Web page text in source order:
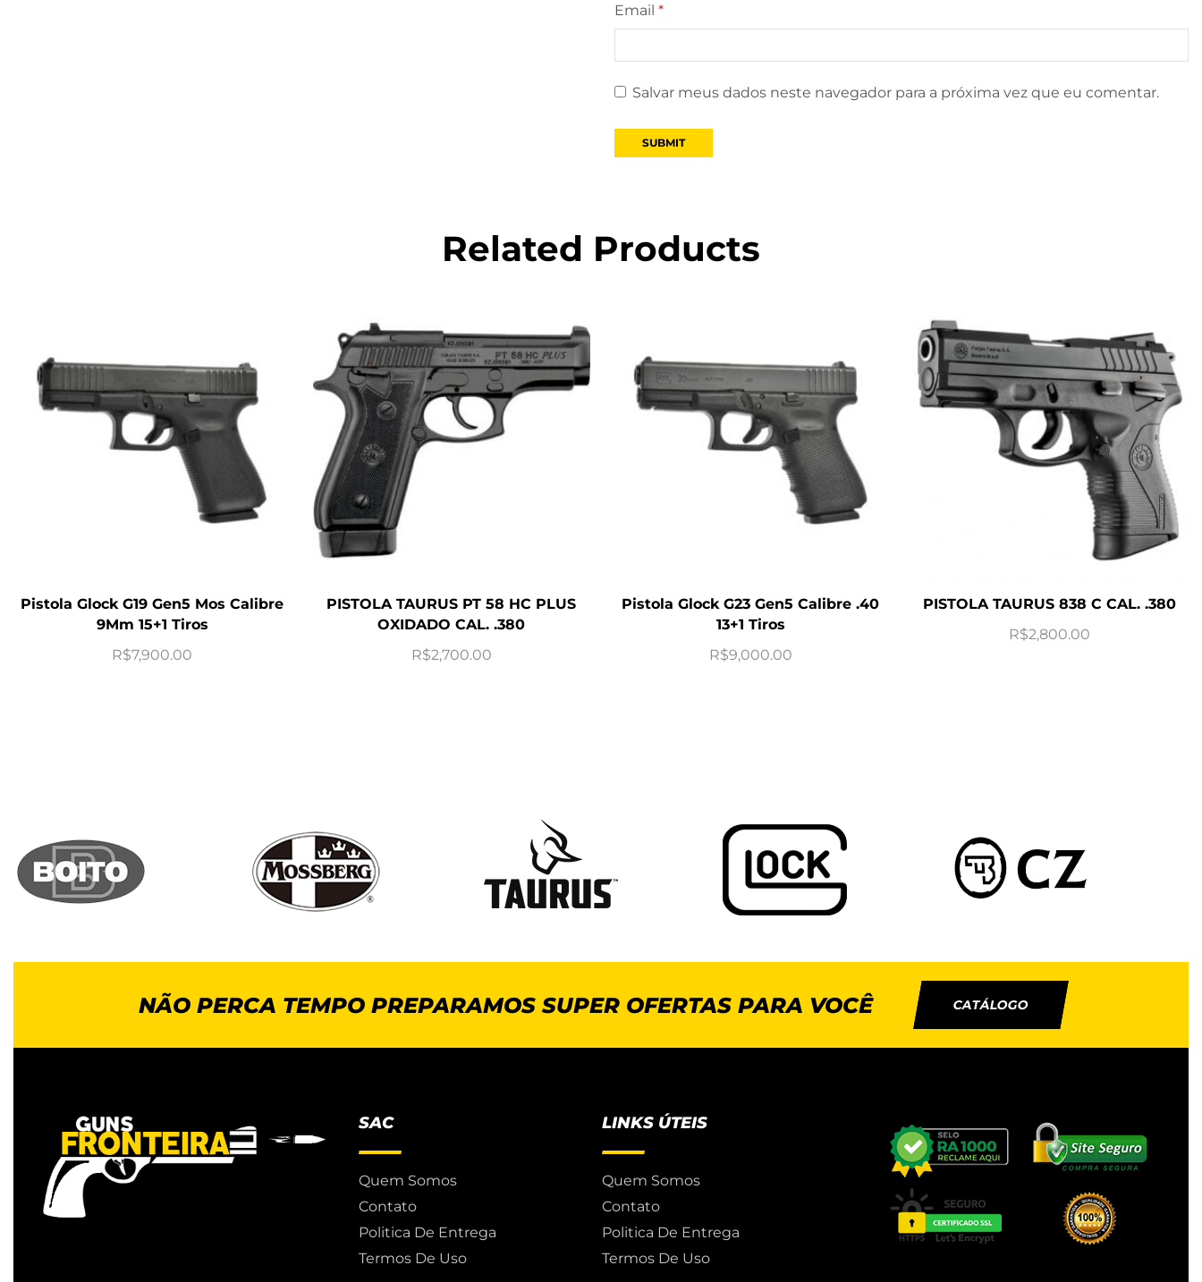
Email *
Salvar meus dados neste navegador para a próxima vez que eu comentar.
Related Products
Pistola Glock G19 Gen5 Mos Calibre
9Mm 15+1 Tiros
R$7,900.00
PISTOLA TAURUS PT 58 HC PLUS
OXIDADO CAL. .380
R$2,700.00
Pistola Glock G23 Gen5 Calibre .40
13+1 Tiros
R$9,000.00
PISTOLA TAURUS 838 C CAL. .380
R$2,800.00
NÃO PERCA TEMPO PREPARAMOS SUPER OFERTAS PARA VOCÊ CATÁLOGO
SAC
Quem Somos
Contato
Politica De Entrega
Termos De Uso
LINKS ÚTEIS
Quem Somos
Contato
Politica De Entrega
Termos De Uso